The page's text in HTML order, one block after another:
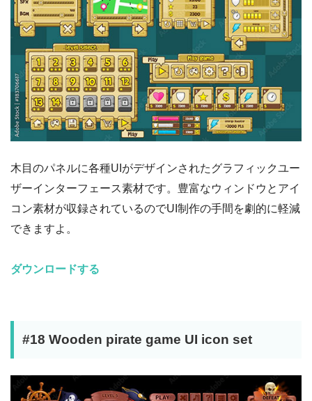
木目のパネルに各種UIがデザインされたグラフィックユー
ザーインターフェース素材です。豊富なウィンドウとアイ
コン素材が収録されているのでUI制作の手間を劇的に軽減
できますよ。
ダウンロードする
#18 Wooden pirate game UI icon set